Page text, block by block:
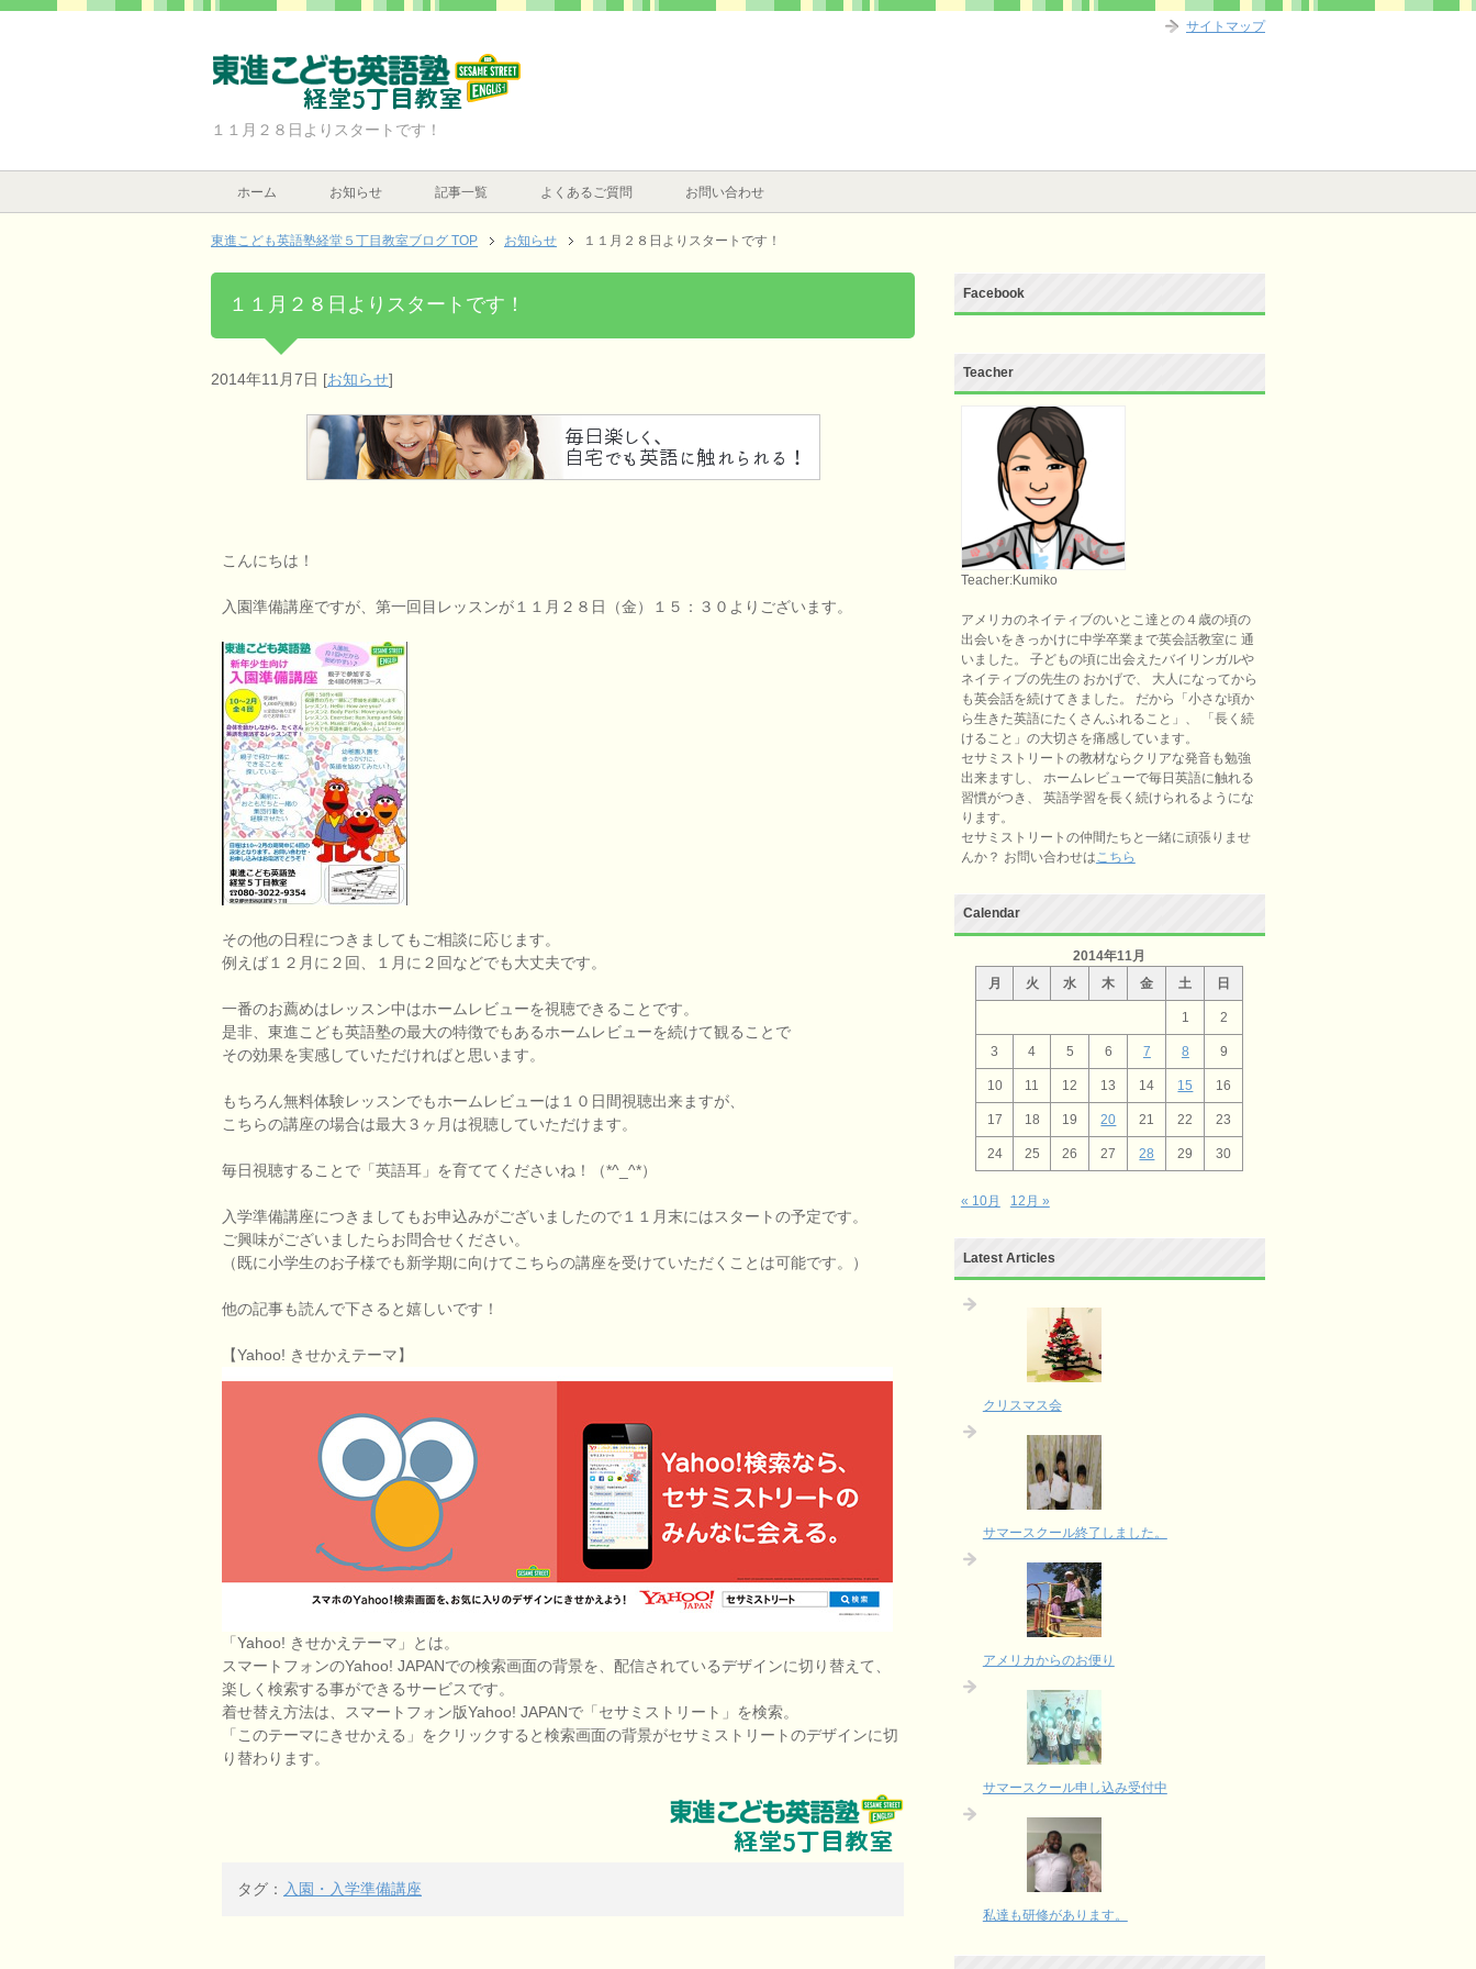
１１月２８日よりスタートです！
ホーム お知らせ 記事一覧 よくあるご質問 お問い合わせ
東進こども英語塾経堂５丁目教室ブログ TOP お知らせ １１月２８日よりスタートです！
１１月２８日よりスタートです！
2014年11月7日 [お知らせ]
こんにちは！
入園準備講座ですが、第一回目レッスンが１１月２８日（金）１５：３０よりございます。
その他の日程につきましてもご相談に応じます。
例えば１２月に２回、１月に２回などでも大丈夫です。
一番のお薦めはレッスン中はホームレビューを視聴できることです。
是非、東進こども英語塾の最大の特徴でもあるホームレビューを続けて観ることで
その効果を実感していただければと思います。
もちろん無料体験レッスンでもホームレビューは１０日間視聴出来ますが、
こちらの講座の場合は最大３ヶ月は視聴していただけます。
毎日視聴することで「英語耳」を育ててくださいね！（*^_^*）
入学準備講座につきましてもお申込みがございましたので１１月末にはスタートの予定です。
ご興味がございましたらお問合せください。
（既に小学生のお子様でも新学期に向けてこちらの講座を受けていただくことは可能です。）
他の記事も読んで下さると嬉しいです！
【Yahoo! きせかえテーマ】
「Yahoo! きせかえテーマ」とは。
スマートフォンのYahoo! JAPANでの検索画面の背景を、配信されているデザインに切り替えて、
楽しく検索する事ができるサービスです。
着せ替え方法は、スマートフォン版Yahoo! JAPANで「セサミストリート」を検索。
「このテーマにきせかえる」をクリックすると検索画面の背景がセサミストリートのデザインに切
り替わります。
タグ： 入園・入学準備講座
Facebook
Teacher
Teacher:Kumiko
アメリカのネイティブのいとこ達との４歳の頃の
出会いをきっかけに中学卒業まで英会話教室に 通
いました。 子どもの頃に出会えたバイリンガルや
ネイティブの先生の おかげで、 大人になってから
も英会話を続けてきました。 だから「小さな頃か
ら生きた英語にたくさんふれること」、 「長く続
けること」の大切さを痛感しています。
セサミストリートの教材ならクリアな発音も勉強
出来ますし、 ホームレビューで毎日英語に触れる
習慣がつき、 英語学習を長く続けられるようにな
ります。
セサミストリートの仲間たちと一緒に頑張りませ
んか？ お問い合わせはこちら
Calendar
2014年11月
月
火 水 木 金 土 日
1 2
3 4 5 6 7 8 9
10 11 12 13 14 15 16
17 18 19 20 21 22 23
24 25 26 27 28 29 30
« 10月 12月 »
Latest Articles
クリスマス会
サマースクール終了しました。
アメリカからのお便り
サマースクール申し込み受付中
私達も研修があります。
サイトマップ